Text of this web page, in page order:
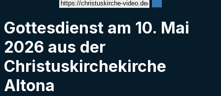
Gottesdienst am 10. Mai
2026 aus der
Christuskirchekirche
Altona